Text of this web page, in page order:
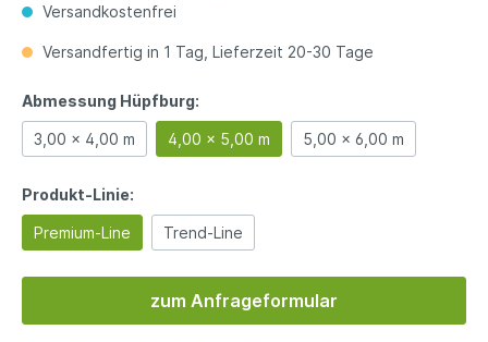
Versandkostenfrei
Versandfertig in 1 Tag, Lieferzeit 20-30 Tage
Abmessung Hüpfburg:
3,00 x 4,00 m 4,00 x 5,00 m 5,00 x 6,00 m
Produkt-Linie:
Premium-Line Trend-Line
zum Anfrageformular